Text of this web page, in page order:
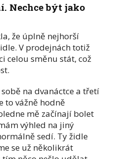
Nechce být jako
že úplně nejhorší
V prodejnách totiž
celou směnu stát, což
na dvanáctce a třetí
to vážně hodně
mě začínají bolet
výhled na jiný
sedí. Ty židle
se už několikrát